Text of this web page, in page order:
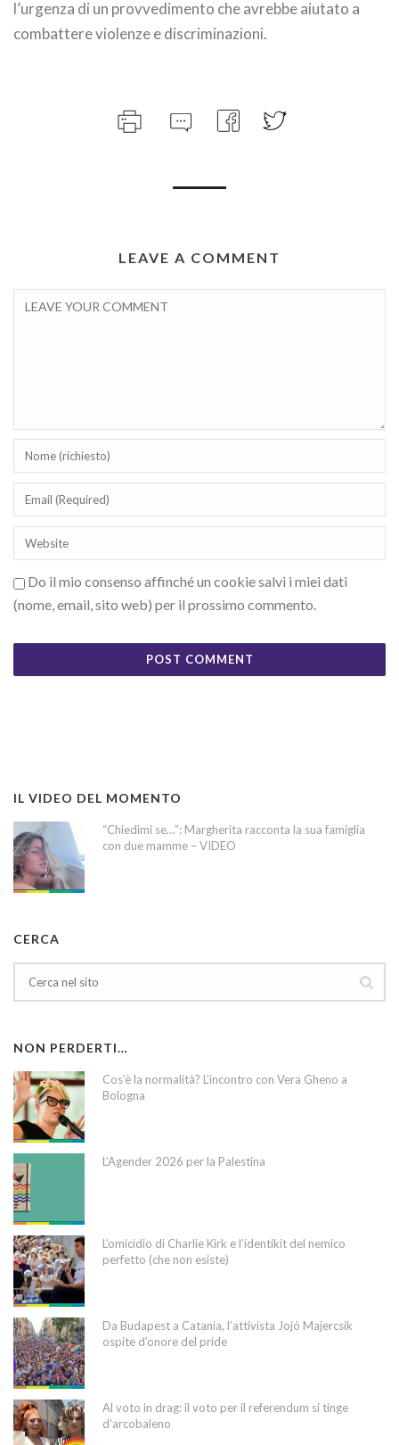
l’urgenza di un provvedimento che avrebbe aiutato a
combattere violenze e discriminazioni.
LEAVE A COMMENT
Do il mio consenso affinché un cookie salvi i miei dati
(nome, email, sito web) per il prossimo commento.
IL VIDEO DEL MOMENTO
“Chiedimi se…”: Margherita racconta la sua famiglia
con due mamme – VIDEO
CERCA
NON PERDERTI…
Cos’è la normalità? L’incontro con Vera Gheno a
Bologna
L’Agender 2026 per la Palestina
L’omicidio di Charlie Kirk e l’identikit del nemico
perfetto (che non esiste)
Da Budapest a Catania, l’attivista Jojó Majercsik
ospite d’onore del pride
Al voto in drag: il voto per il referendum si tinge
d’arcobaleno